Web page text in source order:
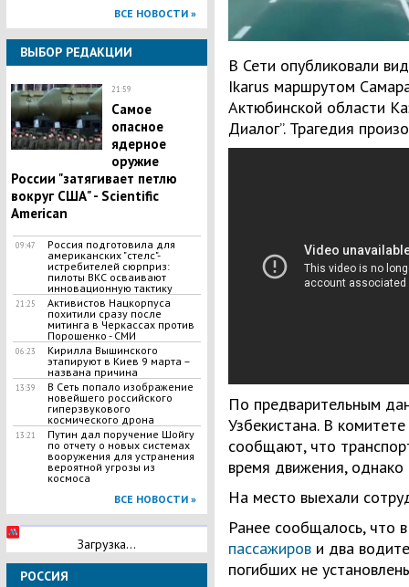
ВСЕ НОВОСТИ »
ВЫБОР РЕДАКЦИИ
21:59
Самое
опасное
ядерное
оружие
России "затягивает петлю
вокруг США" - Scientific
American
09:47
Россия подготовила для
американских "стелс"-
истребителей сюрприз:
пилоты ВКС осваивают
инновационную тактику
21:25
Активистов Нацкорпуса
похитили сразу после
митинга в Черкассах против
Порошенко - СМИ
06:23
​Кирилла Вышинского
этапируют в Киев 9 марта –
названа причина
13:39
​В Сеть попало изображение
новейшего российского
гиперзвукового
космического дрона
13:21
Путин дал поручение Шойгу
по отчету о новых системах
вооружения для устранения
вероятной угрозы из
космоса
ВСЕ НОВОСТИ »
Загрузка...
РОССИЯ
В Сети опубликовали
Ikarus маршрутом
Актюбинской области
Диалог”. Трагедия
По предварительным
Узбекистана. В
сообщают, что
время движения, однако
На место выехали
Ранее сообщалось, что
пассажирови два
погибших не